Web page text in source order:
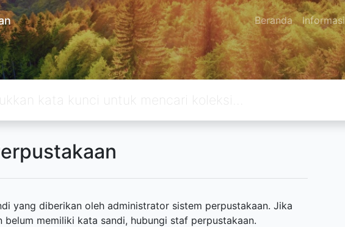
Beranda Informasi
yang diberikan oleh administrator sistem perpustakaan. Jika
memiliki kata sandi, hubungi staf perpustakaan.